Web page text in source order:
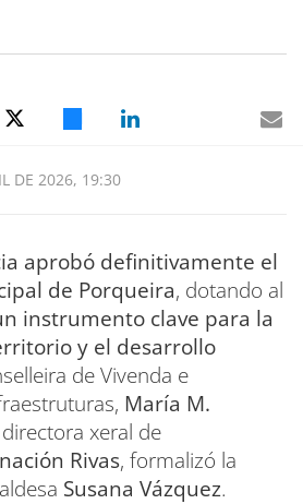
DE 2026, 19:30
aprobó definitivamente el
de Porqueira, dotando al
instrumento clave para la
y el desarrollo
de Vivenda e
María M.
xeral de
Rivas, formalizó la
Susana Vázquez.